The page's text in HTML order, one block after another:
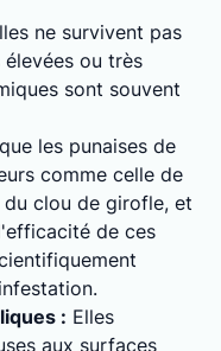
ne survivent pas
ou très
sont souvent
les punaises de
comme celle de
clou de girofle, et
de ces
: Elles
aux surfaces